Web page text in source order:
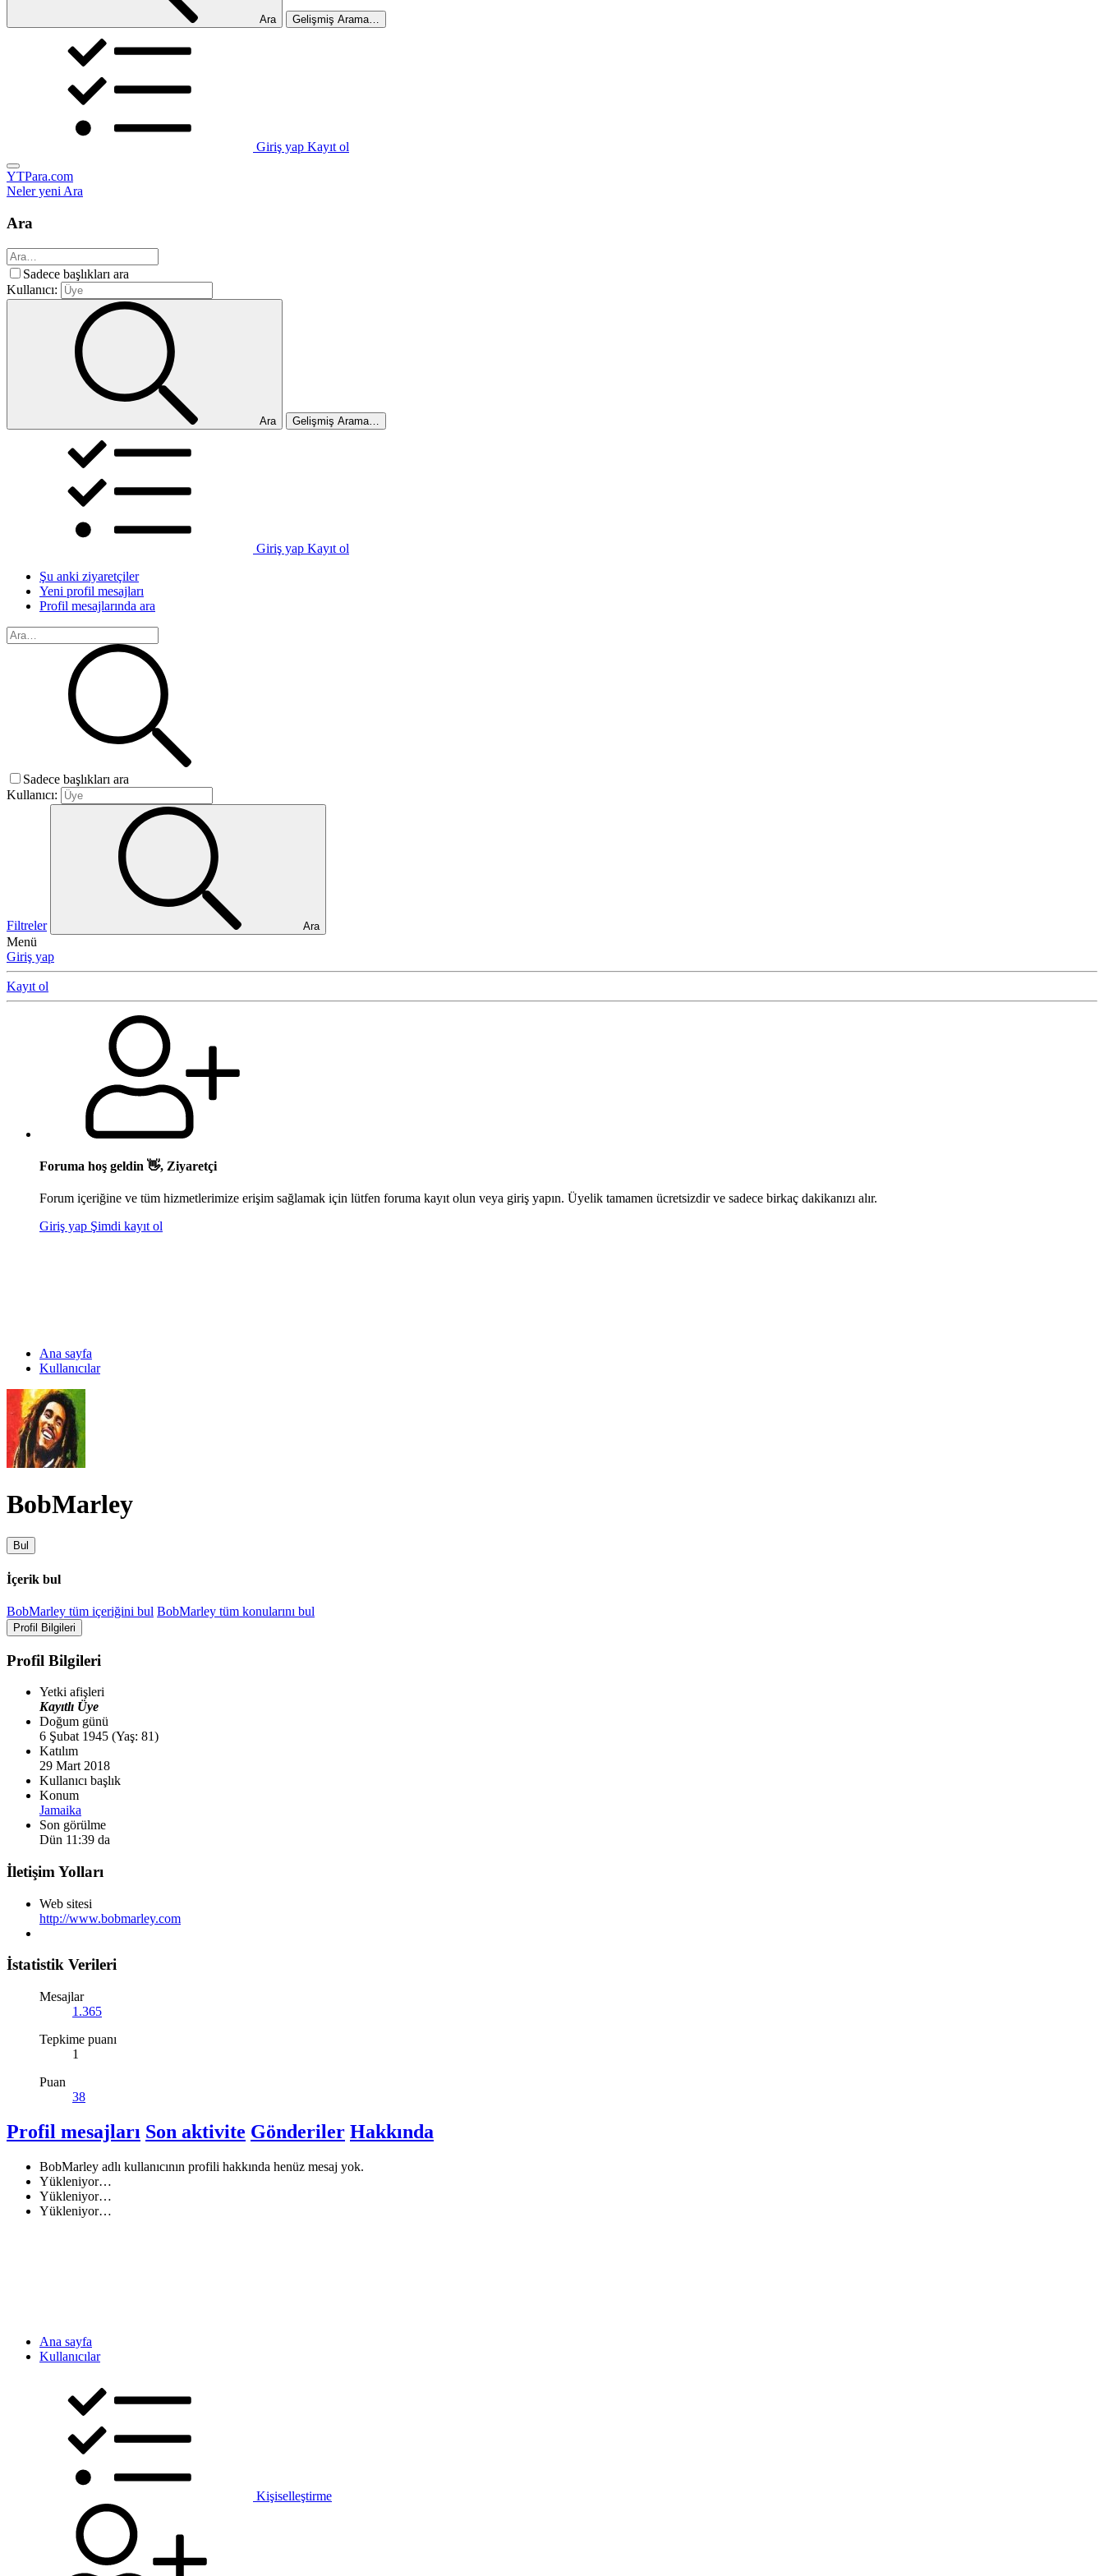
Ara Gelişmiş Arama…
Giriş yap Kayıt ol
YTPara.com
Neler yeniAra
Ara
Sadece başlıkları ara
Kullanıcı:
Ara Gelişmiş Arama…
Giriş yap Kayıt ol
Şu anki ziyaretçiler
Yeni profil mesajları
Profil mesajlarında ara
Sadece başlıkları ara
Kullanıcı:
Filtreler Ara
Menü
Giriş yap
Kayıt ol
Foruma hoş geldin 👋, Ziyaretçi
Forum içeriğine ve tüm hizmetlerimize erişim sağlamak için lütfen foruma kayıt olun veya giriş yapın. Üyelik tamamen ücretsizdir ve sadece birkaç dakikanızı alır.
Giriş yap Şimdi kayıt ol
Ana sayfa
Kullanıcılar
BobMarley
Bul
İçerik bul
BobMarley tüm içeriğini bul BobMarley tüm konularını bul
Profil Bilgileri
Profil Bilgileri
Yetki afişleri
Kayıtlı Üye
Doğum günü
6 Şubat 1945 (Yaş: 81)
Katılım
29 Mart 2018
Kullanıcı başlık
Konum
Jamaika
Son görülme
Dün 11:39 da
İletişim Yolları
Web sitesi
http://www.bobmarley.com
İstatistik Verileri
Mesajlar
1.365
Tepkime puanı
1
Puan
38
Profil mesajları Son aktivite Gönderiler Hakkında
BobMarley adlı kullanıcının profili hakkında henüz mesaj yok.
Yükleniyor…
Yükleniyor…
Yükleniyor…
Ana sayfa
Kullanıcılar
Kişiselleştirme